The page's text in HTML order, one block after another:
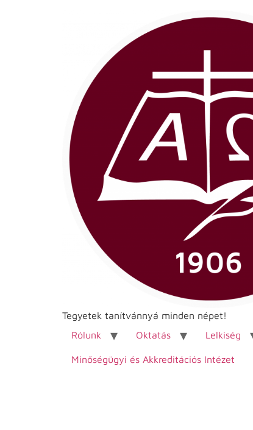
Tegyetek tanítvánnyá minden népet!
Rólunk
Oktatás Lelkiség
Minőségügyi és Akkreditációs Intézet